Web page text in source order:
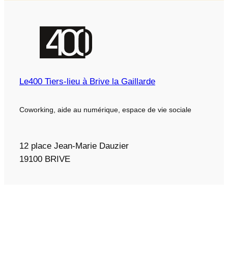
Le400 Tiers-lieu à Brive la Gaillarde
Coworking, aide au numérique, espace de vie sociale
12 place Jean-Marie Dauzier
19100 BRIVE